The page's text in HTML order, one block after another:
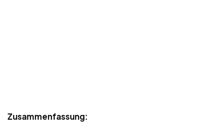
Zusammenfassung: